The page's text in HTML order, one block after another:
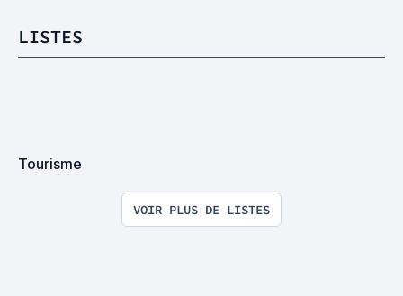
LISTES
Tourisme
VOIR PLUS DE LISTES